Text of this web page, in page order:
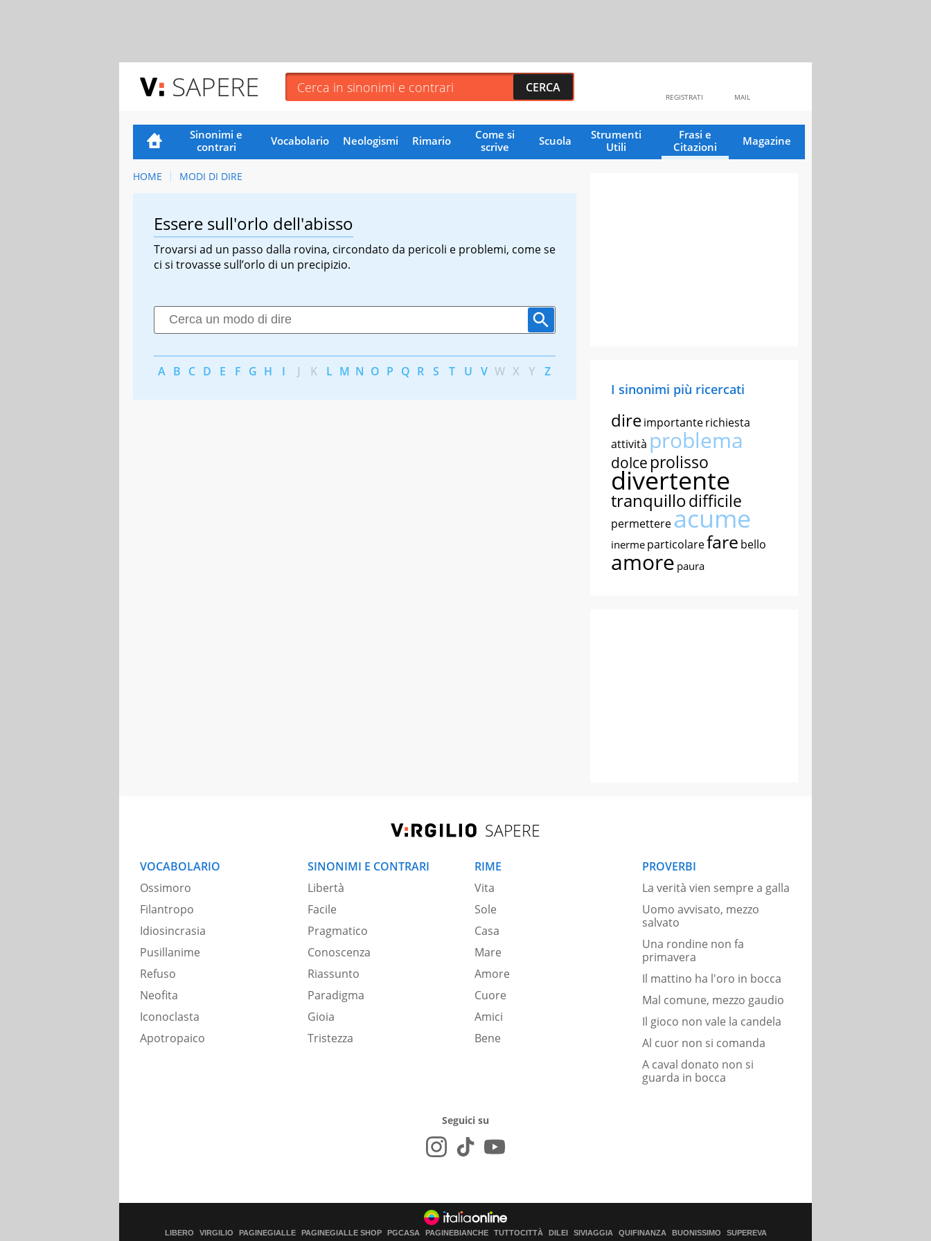
SAPERE MAIL
REGISTRATI
Sinonimi e
contrari
Vocabolario Neologismi Rimario
Come si
scrive
Scuola
Strumenti
Utili
Frasi e
Citazioni
Magazine
HOME MODI DI DIRE
Essere sull'orlo dell'abisso
Trovarsi ad un passo dalla rovina, circondato da pericoli e problemi, come se
ci si trovasse sull’orlo di un precipizio.
A B C D E F G H I J K L M N O P Q R S T U V W X Y Z
I sinonimi più ricercati
direimportanterichiesta
attività problema
dolce prolisso
divertente
tranquillodifficile
permettereacume
inerme particolarefare bello
amore paura
SAPERE
VOCABOLARIO
Ossimoro
Filantropo
Idiosincrasia
Pusillanime
Refuso
Neofita
Iconoclasta
Apotropaico
SINONIMI E CONTRARI
Libertà
Facile
Pragmatico
Conoscenza
Riassunto
Paradigma
Gioia
Tristezza
RIME
Vita
Sole
Casa
Mare
Amore
Cuore
Amici
Bene
PROVERBI
La verità vien sempre a galla
Uomo avvisato, mezzo
salvato
Una rondine non fa
primavera
Il mattino ha l'oro in bocca
Mal comune, mezzo gaudio
Il gioco non vale la candela
Al cuor non si comanda
A caval donato non si
guarda in bocca
Seguici su
LIBERO VIRGILIO PAGINEGIALLE PAGINEGIALLE SHOP PGCASA PAGINEBIANCHE TUTTOCITTÀ DILEI SIVIAGGIA QUIFINANZA BUONISSIMO SUPEREVA